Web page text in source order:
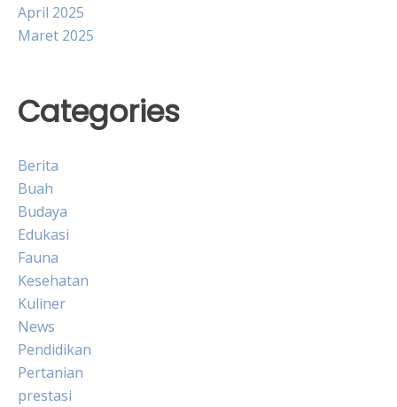
April 2025
Maret 2025
Categories
Berita
Buah
Budaya
Edukasi
Fauna
Kesehatan
Kuliner
News
Pendidikan
Pertanian
prestasi